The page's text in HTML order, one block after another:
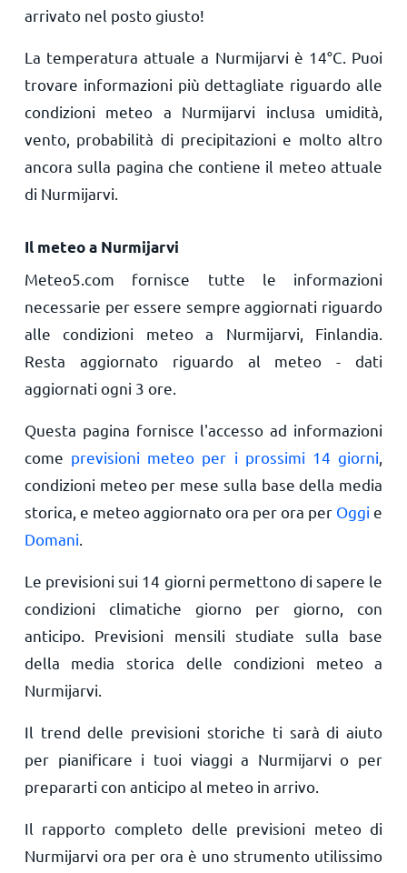
arrivato nel posto giusto!
La temperatura attuale a Nurmijarvi è 14°C . Puoi
trovare informazioni più dettagliate riguardo alle
condizioni meteo a Nurmijarvi inclusa umidità,
vento, probabilità di precipitazioni e molto altro
ancora sulla pagina che contiene il meteo attuale
di Nurmijarvi.
Il meteo a Nurmijarvi
Meteo5.com fornisce tutte le informazioni
necessarie per essere sempre aggiornati riguardo
alle condizioni meteo a Nurmijarvi, Finlandia.
Resta aggiornato riguardo al meteo - dati
aggiornati ogni 3 ore.
Questa pagina fornisce l'accesso ad informazioni
come previsioni meteo per i prossimi 14 giorni
condizioni meteo per mese sulla base della media
storica, e meteo aggiornato ora per ora per Oggi e
Domani
Le previsioni sui 14 giorni permettono di sapere le
condizioni climatiche giorno per giorno, con
anticipo. Previsioni mensili studiate sulla base
della media storica delle condizioni meteo a
Nurmijarvi.
Il trend delle previsioni storiche ti sarà di aiuto
per pianificare i tuoi viaggi a Nurmijarvi o per
prepararti con anticipo al meteo in arrivo.
Il rapporto completo delle previsioni meteo di
Nurmijarvi ora per ora è uno strumento utilissimo